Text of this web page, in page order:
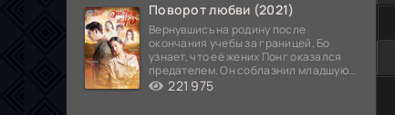
Поворот любви (2021)
Вернувшись на родину после
окончания учебы за границей, Бо
узнает, что её жених Понг оказался
предателем. Он соблазнил младшую
сестру хозяина
221 975